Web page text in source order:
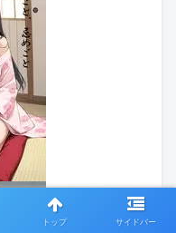
トップ サイドバー